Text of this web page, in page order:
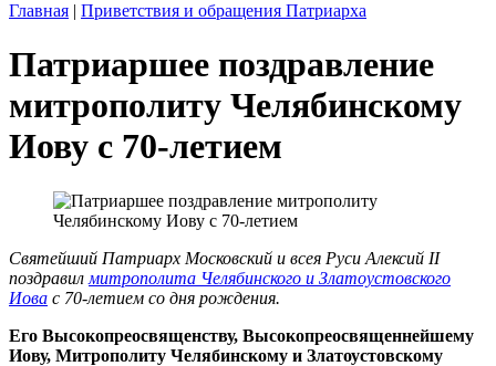
Главная | Приветствия и обращения Патриарха
Патриаршее поздравление
митрополиту Челябинскому
Иову с 70-летием
Святейший Патриарх Московский и всея Руси Алексий II
поздравил митрополита Челябинского и Златоустовского
Иова с 70-летием со дня рождения.
Его Высокопреосвященству, Высокопреосвященнейшему
Иову, Митрополиту Челябинскому и Златоустовскому